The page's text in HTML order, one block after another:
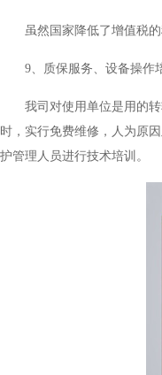
虽然国家降低了增值税的
9、质保服务、设备操
我司对使用单位是用的转
时，实行免费维修，
护管理人员进行技术培训。